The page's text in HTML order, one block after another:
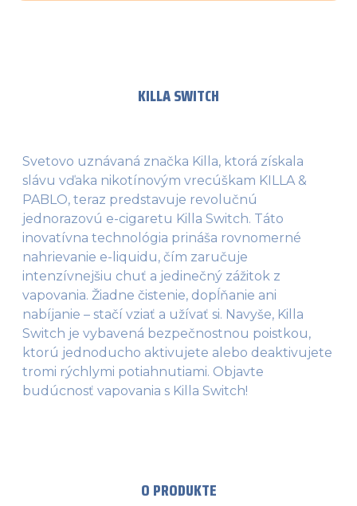
KILLA SWITCH
Svetovo uznávaná značka Killa, ktorá získala
slávu vďaka nikotínovým vrecúškam KILLA &
PABLO, teraz predstavuje revolučnú
jednorazovú e-cigaretu Killa Switch. Táto
inovatívna technológia prináša rovnomerné
nahrievanie e-liquidu, čím zaručuje
intenzívnejšiu chuť a jedinečný zážitok z
vapovania. Žiadne čistenie, dopĺňanie ani
nabíjanie – stačí vziať a užívať si. Navyše, Killa
Switch je vybavená bezpečnostnou poistkou,
ktorú jednoducho aktivujete alebo deaktivujete
tromi rýchlymi potiahnutiami. Objavte
budúcnosť vapovania s Killa Switch!
O PRODUKTE